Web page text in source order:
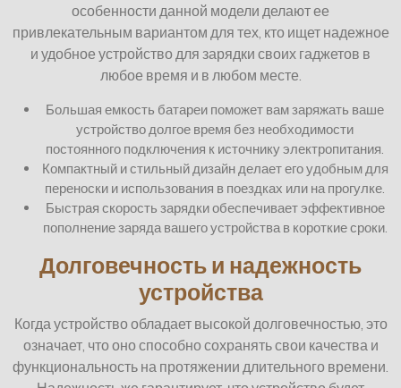
особенности данной модели делают ее
привлекательным вариантом для тех, кто ищет надежное
и удобное устройство для зарядки своих гаджетов в
любое время и в любом месте.
Большая емкость батареи поможет вам заряжать ваше
устройство долгое время без необходимости
постоянного подключения к источнику электропитания.
Компактный и стильный дизайн делает его удобным для
переноски и использования в поездках или на прогулке.
Быстрая скорость зарядки обеспечивает эффективное
пополнение заряда вашего устройства в короткие сроки.
Долговечность и надежность
устройства
Когда устройство обладает высокой долговечностью, это
означает, что оно способно сохранять свои качества и
функциональность на протяжении длительного времени.